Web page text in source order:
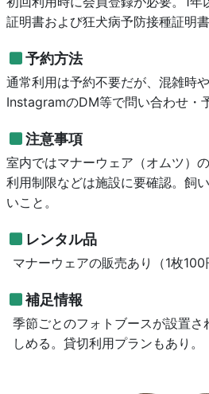
証明書および狂犬病予防接種証明書
予約方法
通常利用は予約不要だが、混雑時
InstagramのDM等で問い合わせ・
注意事項
室内ではマナーウェア（オムツ）
利用制限などは施設に要確認。飼
いこと。
レンタル品
マナーウェアの販売あり（1枚100
補足情報
季節ごとのフォトブースが設置
しめる。貸切利用プランもあり。